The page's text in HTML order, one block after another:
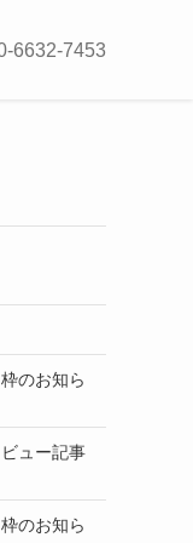
6632-7453
のお知ら
ュー記事
のお知ら